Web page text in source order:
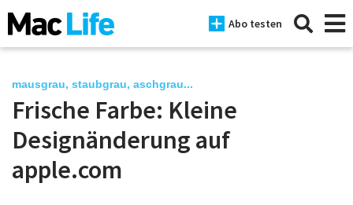
Abo testen
News
iPhone
mausgrau, staubgrau, aschgrau...
Frische Farbe: Kleine
Designänderung auf
apple.com